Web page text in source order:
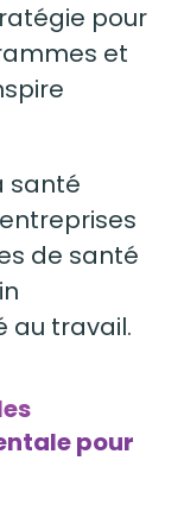
pour
et
santé
de santé
au travail.
pour